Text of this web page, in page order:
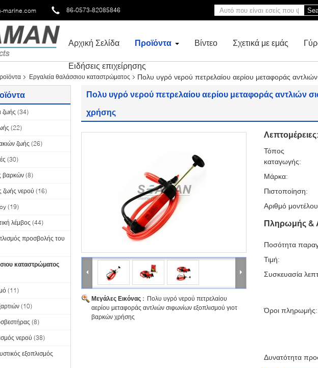
marine.com 86-0573-82085846
Αρχική Σελίδα Προϊόντα Βίντεο Σχετικά με εμάς
Ειδήσεις επιχείρησης
Εργαλεία θαλάσσιου καταστρώματος Πολυ υγρό νερού πετρελαίου αερίου μεταφοράς
ζωής (34)
(22)
ζωής (26)
(30)
βαρκών(8)
ζωής νερού (16)
(19)
λέμβος (44)
προσβολής του
καταστρώματος
(11)
(10)
(8)
νερού (38)
εξοπλισμός
Πολυ υγρό νερού πετρελαίου αερίου μεταφοράς αντλιών
χρήσης
Μεγάλες Εικόνας : Πολυ υγρό νερού πετρελαίου
αερίου μεταφοράς αντλιών σιφωνίων εξοπλισμού γιοτ
βαρκών χρήσης
Λεπτομέρειες:
Τόπος
καταγωγής:
Μάρκα:
Πιστοποίηση:
Αριθμό
Πληρωμής &
Ποσότητα
Τιμή:
Συσκευασία
Όροι πληρωμής:
Δυνατότητα